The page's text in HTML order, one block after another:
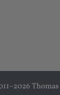
2026